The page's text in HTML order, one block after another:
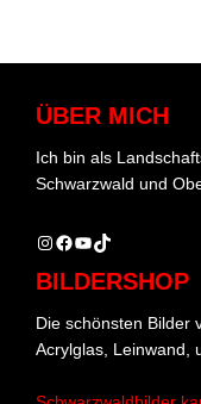
ÜBER MICH
Ich bin als
Schwarzwald und
Instagram
Facebook
YouTube
TikTok
BILDERSHOP
Die schönsten Bilder
Acrylglas, Leinwand,